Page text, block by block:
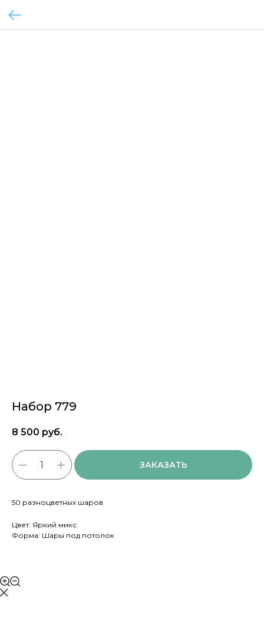
Набор 779
8 500 руб.
ЗАКАЗАТЬ
50 разноцветных шаров
Цвет: Яркий микс
Форма: Шары под потолок